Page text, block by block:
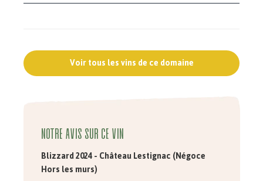
Voir tous les vins de ce domaine
Notre avis sur ce vin
Blizzard 2024 - Château Lestignac (Négoce
Hors les murs)